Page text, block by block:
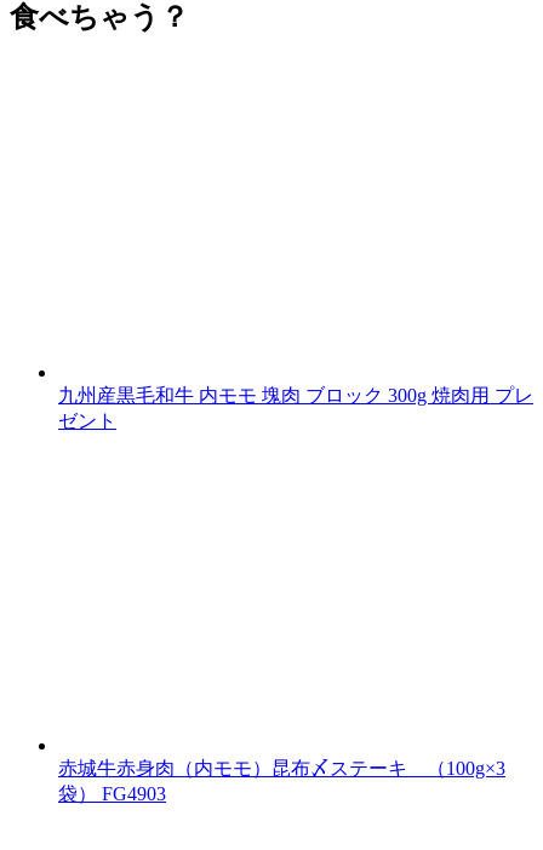
食べちゃう？
九州産黒毛和牛 内モモ 塊肉 ブロック 300g 焼肉用 プレ
ゼント
赤城牛赤身肉（内モモ）昆布〆ステーキ （100g×3
袋） FG4903